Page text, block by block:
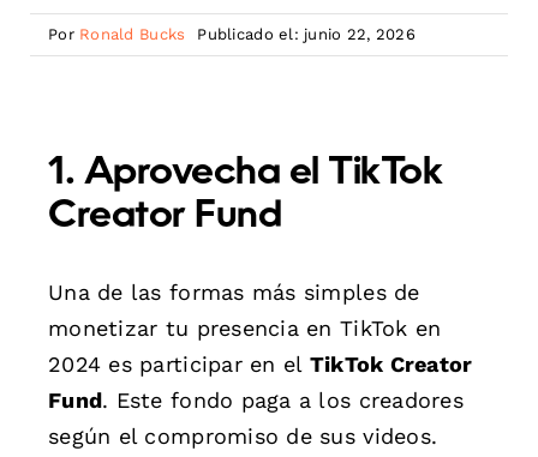
Por Ronald Bucks Publicado el: junio 22, 2026
1. Aprovecha el TikTok
Creator Fund
Una de las formas más simples de
monetizar tu presencia en TikTok en
2024 es participar en el TikTok Creator
Fund. Este fondo paga a los creadores
según el compromiso de sus videos.